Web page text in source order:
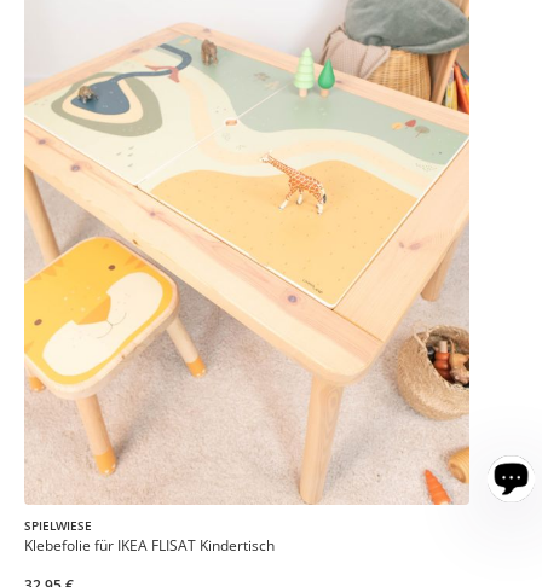
SPIELWIESE
Klebefolie für IKEA FLISAT Kindertisch